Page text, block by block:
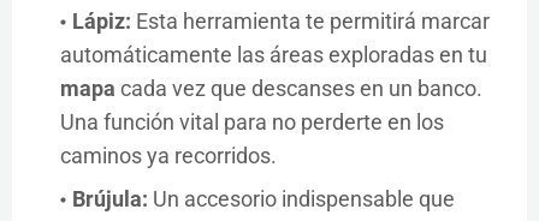
Lápiz: Esta herramienta te permitirá marcar
automáticamente las áreas exploradas en tu
mapa cada vez que descanses en un banco.
Una función vital para no perderte en los
caminos ya recorridos.
Brújula: Un accesorio indispensable que